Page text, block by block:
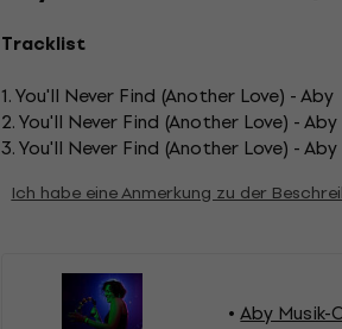
Tracklist
1. You'll Never Find (Another Love) - Aby
2. You'll Never Find (Another Love) - Aby
3. You'll Never Find (Another Love) - Aby
Ich habe eine Anmerkung zu der
Aby Musik-